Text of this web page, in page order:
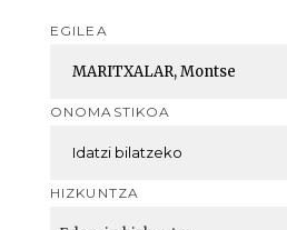
EGILEA
ONOMASTIKOA
HIZKUNTZA